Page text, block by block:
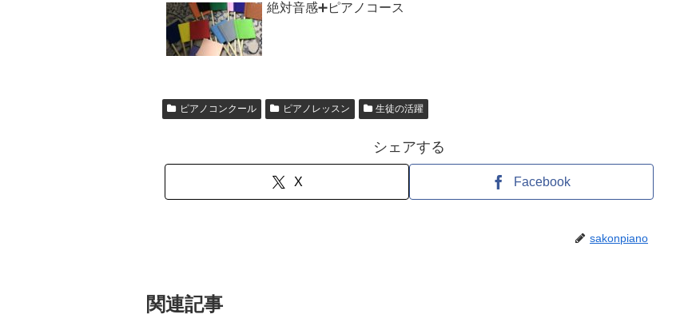
絶対音感➕ピアノコース
ピアノコンクール ピアノレッスン 生徒の活躍
シェアする
X Facebook
sakonpiano
関連記事